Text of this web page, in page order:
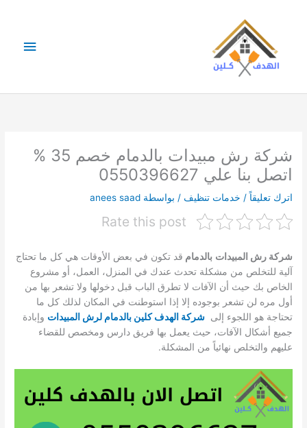
شركة رش مبيدات بالدمام خصم 35 %
اتصل بنا علي 0550396627
اترك تعليقاً / خدمات تنظيف / بواسطة anees saad
Rate this post
شركة رش المبيدات بالدمام قد تكون في بعض الأوقات هي كل ما تحتاج
آلية للتخلص من مشكلة تحدث عندك في المنزل، العمل، أو مشروع
الخاص بك حيث أن الآفات لا تطرق الباب قبل دخولها ولا تشعر بها من
أول مره لن تشعر بوجوده إلا إذا استوطنت في المكان لذلك كل ما
تحتاجة هو اللجوء إلىشركة الهدف كلين بالدمام لرش المبيدات وإبادة
جميع أشكال الآفات، حيث يعمل بها فريق دارس ومخصص للقضاء
عليهم والتخلص نهائياً من المشكلة.